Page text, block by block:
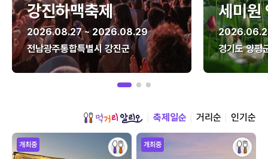
강진하맥축제
2026.08.27 ~ 2026.08.29
전남광주통합특별시 강진군
세미원
경기도 양평
축제일순 거리순 인기순
개최중 개최중